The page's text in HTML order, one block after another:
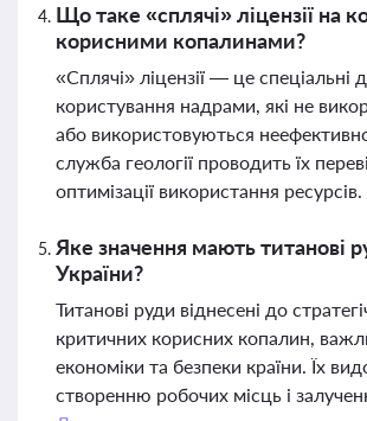
Що таке «сплячі» ліцензії на
корисними копалинами?
«Сплячі» ліцензії — це спеціальні
користування надрами, які не
або використовуються
служба геології проводить їх
оптимізації використання ресурсів.
Яке значення мають титанові
України?
Титанові руди віднесені до
критичних корисних копалин,
економіки та безпеки країни. Їх
створенню робочих місць і